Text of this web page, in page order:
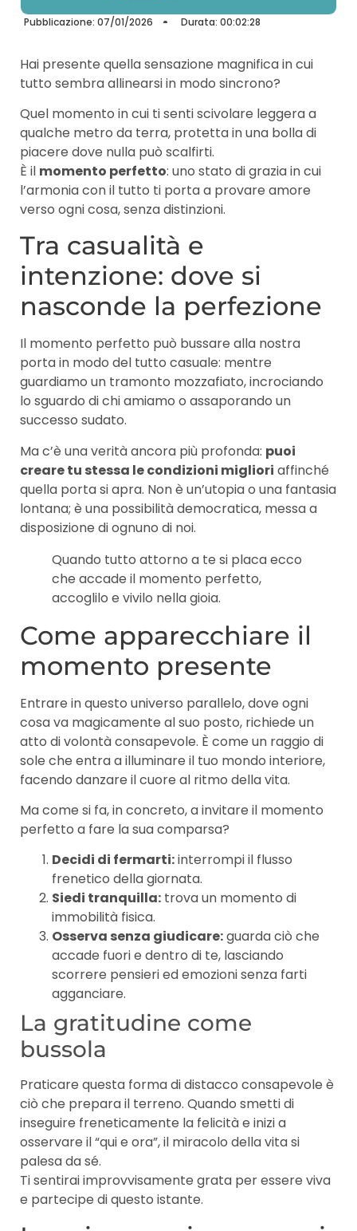
Pubblicazione: 07/01/2026 Durata: 00:02:28
Hai presente quella sensazione magnifica in cui
tutto sembra allinearsi in modo sincrono?
Quel momento in cui ti senti scivolare leggera a
qualche metro da terra, protetta in una bolla di
piacere dove nulla può scalfirti.
È il momento perfetto: uno stato di grazia in cui
l’armonia con il tutto ti porta a provare amore
verso ogni cosa, senza distinzioni.
Tra casualità e
intenzione: dove si
nasconde la perfezione
Il momento perfetto può bussare alla nostra
porta in modo del tutto casuale: mentre
guardiamo un tramonto mozzafiato, incrociando
lo sguardo di chi amiamo o assaporando un
successo sudato.
Ma c’è una verità ancora più profonda: puoi
creare tu stessa le condizioni migliori affinché
quella porta si apra. Non è un’utopia o una fantasia
lontana; è una possibilità democratica, messa a
disposizione di ognuno di noi.
Quando tutto attorno a te si placa ecco
che accade il momento perfetto,
accoglilo e vivilo nella gioia.
Come apparecchiare il
momento presente
Entrare in questo universo parallelo, dove ogni
cosa va magicamente al suo posto, richiede un
atto di volontà consapevole. È come un raggio di
sole che entra a illuminare il tuo mondo interiore,
facendo danzare il cuore al ritmo della vita.
Ma come si fa, in concreto, a invitare il momento
perfetto a fare la sua comparsa?
Decidi di fermarti:interrompi il flusso
frenetico della giornata.
Siedi tranquilla: trova un momento di
immobilità fisica.
Osserva senza giudicare:guarda ciò che
accade fuori e dentro di te, lasciando
scorrere pensieri ed emozioni senza farti
agganciare.
La gratitudine come
bussola
Praticare questa forma di distacco consapevole è
ciò che prepara il terreno. Quando smetti di
inseguire freneticamente la felicità e inizi a
osservare il “qui e ora”, il miracolo della vita si
palesa da sé.
Ti sentirai improvvisamente grata per essere viva
e partecipe di questo istante.